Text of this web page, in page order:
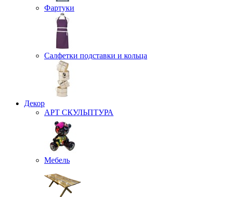
Фартуки
Салфетки подставки и кольца
Декор
АРТ СКУЛЬПТУРА
Мебель